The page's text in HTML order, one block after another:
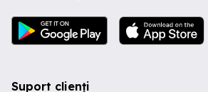
Suport clienți